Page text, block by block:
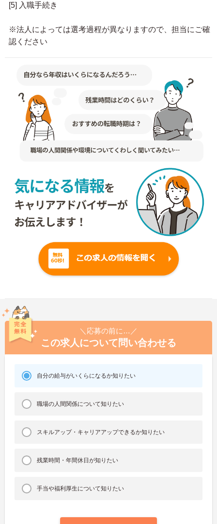
[5] 入職手続き
※法人によっては選考過程が異なりますので、担当にご確
認ください
＼応募の前に…／
この求人について問い合わせる
自分の給与がいくらになるか知りたい
職場の人間関係について知りたい
スキルアップ・キャリアアップできるか知りたい
残業時間・年間休日が知りたい
手当や福利厚生について知りたい